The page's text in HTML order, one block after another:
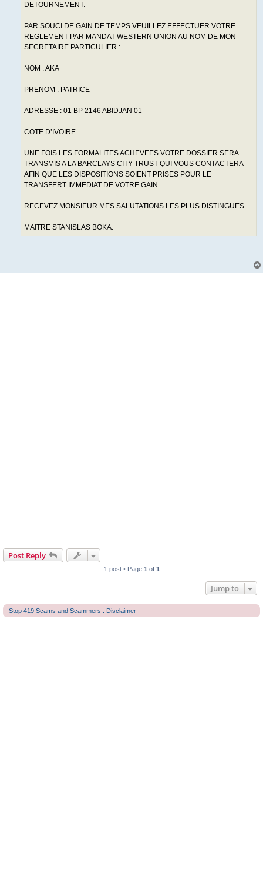
DETOURNEMENT.
PAR SOUCI DE GAIN DE TEMPS VEUILLEZ EFFECTUER VOTRE
REGLEMENT PAR MANDAT WESTERN UNION AU NOM DE MON
SECRETAIRE PARTICULIER :
NOM : AKA
PRENOM : PATRICE
ADRESSE : 01 BP 2146 ABIDJAN 01
COTE D’IVOIRE
UNE FOIS LES FORMALITES ACHEVEES VOTRE DOSSIER SERA
TRANSMIS A LA BARCLAYS CITY TRUST QUI VOUS CONTACTERA
AFIN QUE LES DISPOSITIONS SOIENT PRISES POUR LE
TRANSFERT IMMEDIAT DE VOTRE GAIN.
RECEVEZ MONSIEUR MES SALUTATIONS LES PLUS DISTINGUES.
MAITRE STANISLAS BOKA.
Post Reply
1 post • Page 1 of 1
Jump to
Stop 419 Scams and Scammers : Disclaimer